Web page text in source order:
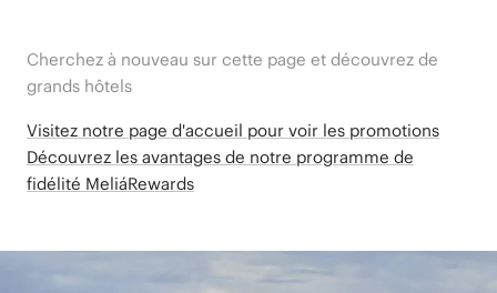
Cherchez à nouveau sur cette page et découvrez de
grands hôtels
Visitez notre page d'accueil pour voir les promotions
Découvrez les avantages de notre programme de
fidélité MeliáRewards